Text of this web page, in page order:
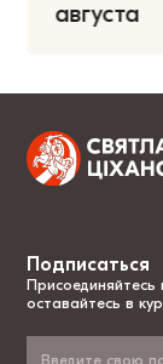
августа
Подписаться
оставайтесь в